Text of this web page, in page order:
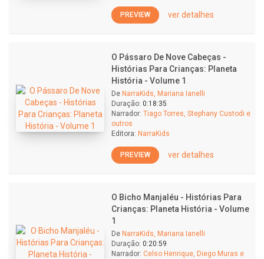
PREVIEW ver detalhes
O Pássaro De Nove Cabeças -
Histórias Para Crianças: Planeta
História - Volume 1
De NarraKids, Mariana Ianelli
Duração: 0:18:35
Narrador: Tiago Torres, Stephany Custodi e
outros
Editora: NarraKids
PREVIEW ver detalhes
O Bicho Manjaléu - Histórias Para
Crianças: Planeta História - Volume
1
De NarraKids, Mariana Ianelli
Duração: 0:20:59
Narrador: Celso Henrique, Diego Muras e